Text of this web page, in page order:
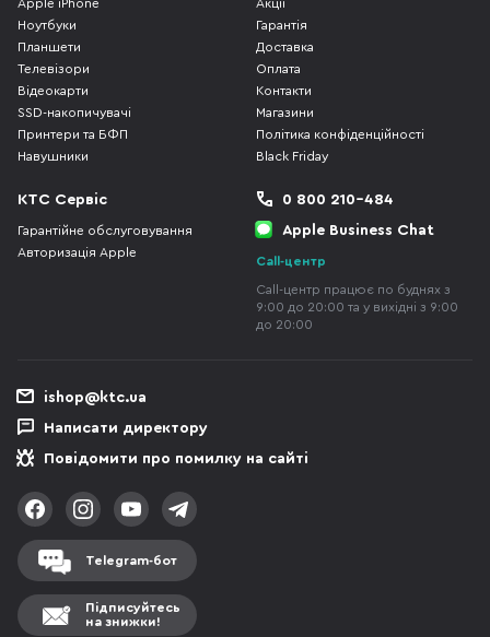
Apple iPhone
Ноутбуки
Планшети
Телевізори
Відеокарти
SSD-накопичувачі
Принтери та БФП
Навушники
Акції
Гарантія
Доставка
Оплата
Контакти
Магазини
Політика конфіденційності
Black Friday
КТС Сервіс
Гарантійне обслуговування
Авторизація Apple
0 800 210-484
Apple Business Chat
Call-центр
Call-центр працює по буднях з
9:00 до 20:00 та у вихідні з 9:00
до 20:00
ishop@ktc.ua
Написати директору
Повідомити про помилку на сайті
Telegram-бот
Підписуйтесь
на знижки!